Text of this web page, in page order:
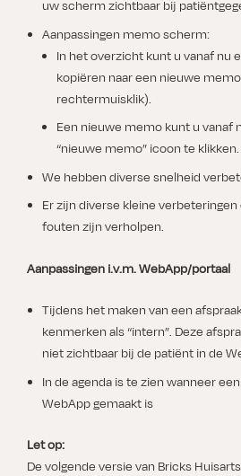
uw scherm zichtbaar bij
Aanpassingen memo scherm:
In het overzicht kunt u vanaf nu
kopiëren naar een nieuwe
rechtermuisklik).
Een nieuwe memo kunt u vanaf
“nieuwe memo” icoon te klikken.
We hebben diverse snelheid
Er zijn diverse kleine
fouten zijn verholpen.
Aanpassingen i.v.m. WebApp/portaal
Tijdens het maken van een
kenmerken als “intern”. Deze
niet zichtbaar bij de patiënt in de
In de agenda is te zien wanneer
WebApp gemaakt is
Let op:
De volgende versie van Bricks